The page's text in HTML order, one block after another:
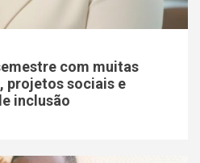
com muitas
projetos sociais e
inclusão